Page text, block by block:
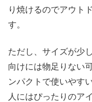
り焼けるのでアウト
す。
ただし、サイズが少
向けには物足りない
ンパクトで使いやす
人にはぴったりのア